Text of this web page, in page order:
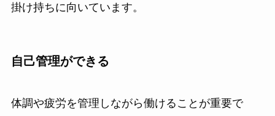
掛け持ちに向いています。
自己管理ができる
体調や疲労を管理しながら働けることが重要で